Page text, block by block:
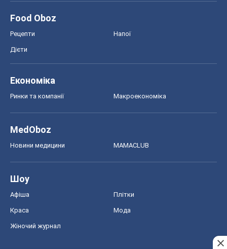
Food Oboz
Рецепти Напої
Дієти
Економіка
Ринки та компанії Макроекономіка
MedOboz
Новини медицини MAMACLUB
Шоу
Афіша Плітки
Краса Мода
Жіночий журнал